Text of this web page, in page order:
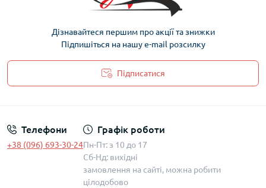
Дізнавайтеся першим про акції та знижки
Підпишіться на нашу e-mail розсилку
Підписатися
Телефони
+38 (096) 693-30-24
Графік роботи
Пн-Пт: з 10 до 17
Сб-Нд: вихідні
замовлення на сайті, можна робити
цілодобово